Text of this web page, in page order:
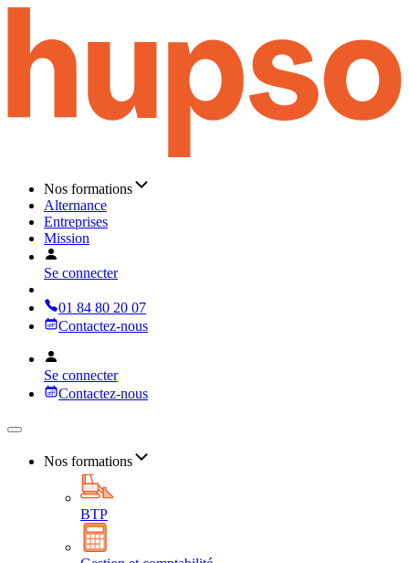
Nos formations
Alternance
Entreprises
Mission
Se connecter
01 84 80 20 07
Contactez-nous
Se connecter
Contactez-nous
Nos formations
BTP